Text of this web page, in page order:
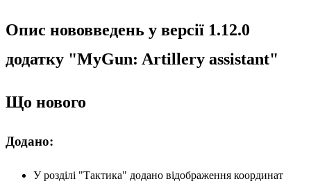
Опис нововведень у версії 1.12.0
додатку "MyGun: Artillery assistant"
Що нового
Додано:
У розділі "Тактика" додано відображення координат